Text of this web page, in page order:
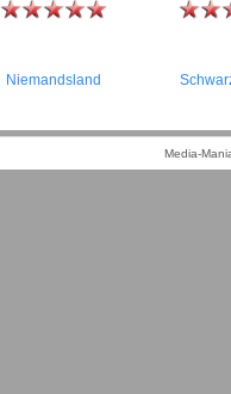
Niemandsland
Media-